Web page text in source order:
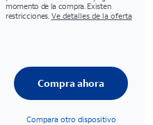
momento de la compra. Existen
restricciones. Ve detalles de la oferta
Compra ahora
Compara otro dispositivo